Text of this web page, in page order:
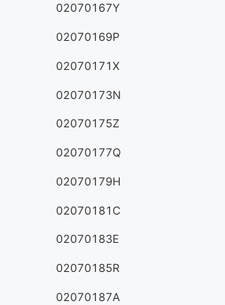
02070167Y
02070169P
02070171X
02070173N
02070175Z
02070177Q
02070179H
02070181C
02070183E
02070185R
02070187A